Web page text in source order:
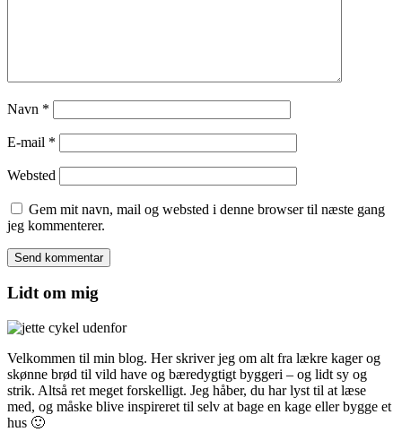
Navn *
E-mail *
Websted
Gem mit navn, mail og websted i denne browser til næste gang
jeg kommenterer.
Lidt om mig
Velkommen til min blog. Her skriver jeg om alt fra lækre kager og
skønne brød til vild have og bæredygtigt byggeri – og lidt sy og
strik. Altså ret meget forskelligt. Jeg håber, du har lyst til at læse
med, og måske blive inspireret til selv at bage en kage eller bygge et
hus 🙂